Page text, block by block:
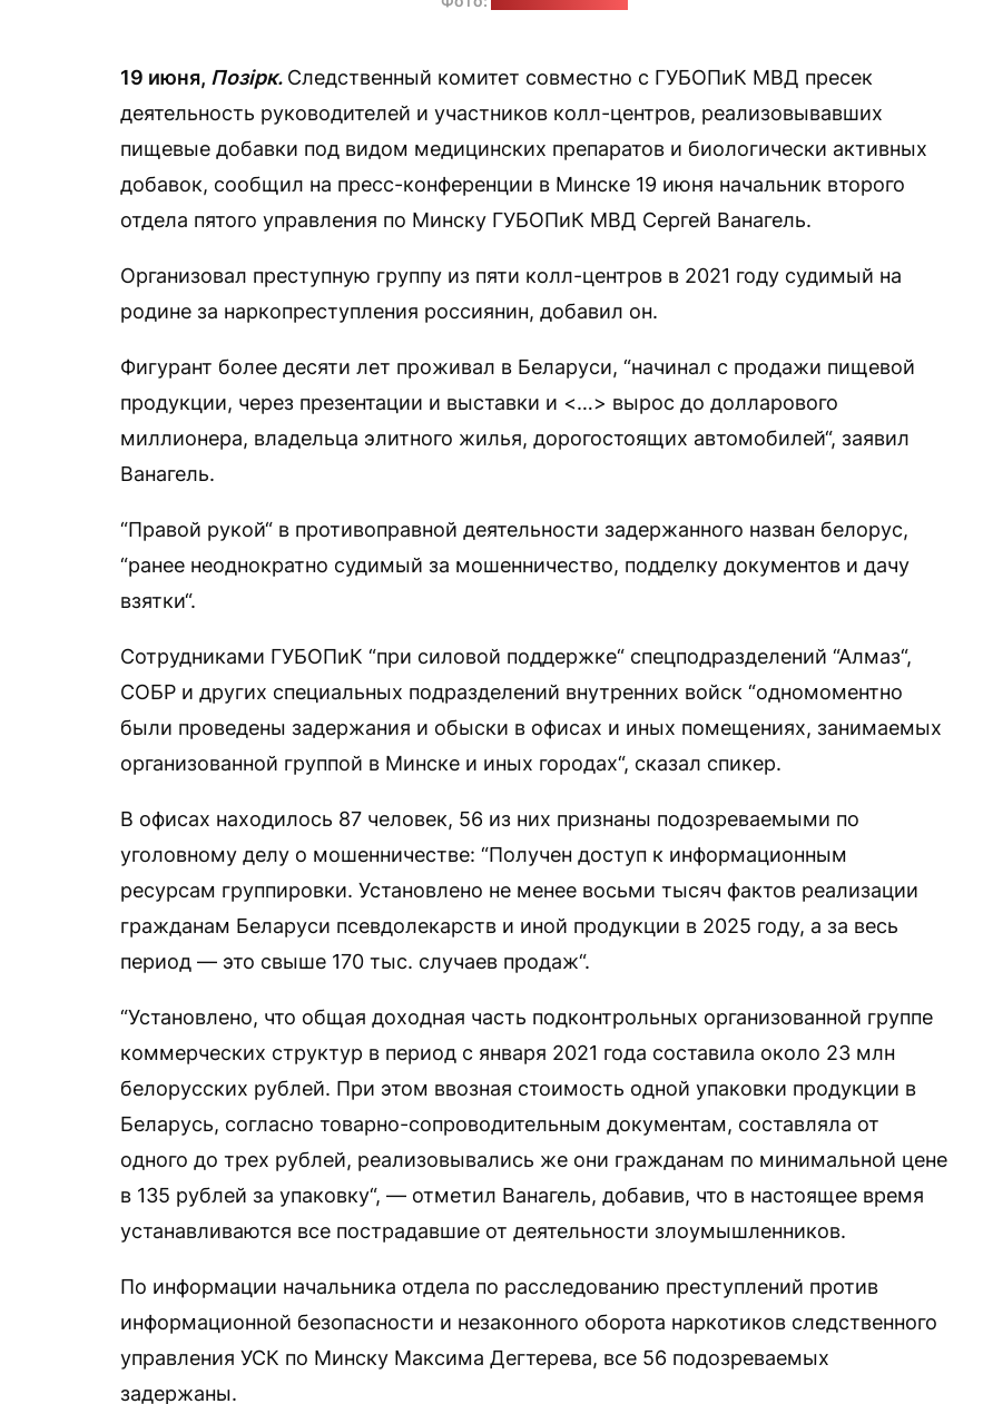
19 июня, Позірк. Следственный комитет совместно с ГУБОПиК МВД пресек
деятельность руководителей и участников колл-центров, реализовывавших
пищевые добавки под видом медицинских препаратов и биологически активных
добавок, сообщил на пресс-конференции в Минске 19 июня начальник второго
отдела пятого управления по Минску ГУБОПиК МВД Сергей Ванагель.
Организовал преступную группу из пяти колл-центров в 2021 году судимый на
родине за наркопреступления россиянин, добавил он.
Фигурант более десяти лет проживал в Беларуси, “начинал с продажи пищевой
продукции, через презентации и выставки и <…> вырос до долларового
миллионера, владельца элитного жилья, дорогостоящих автомобилей“, заявил
Ванагель.
“Правой рукой“ в противоправной деятельности задержанного назван белорус,
“ранее неоднократно судимый за мошенничество, подделку документов и дачу
взятки“.
Сотрудниками ГУБОПиК “при силовой поддержке“ спецподразделений “Алмаз“,
СОБР и других специальных подразделений внутренних войск “одномоментно
были проведены задержания и обыски в офисах и иных помещениях, занимаемых
организованной группой в Минске и иных городах“, сказал спикер.
В офисах находилось 87 человек, 56 из них признаны подозреваемыми по
уголовному делу о мошенничестве: “Получен доступ к информационным
ресурсам группировки. Установлено не менее восьми тысяч фактов реализации
гражданам Беларуси псевдолекарств и иной продукции в 2025 году, а за весь
период — это свыше 170 тыс. случаев продаж“.
“Установлено, что общая доходная часть подконтрольных организованной группе
коммерческих структур в период с января 2021 года составила около 23 млн
белорусских рублей. При этом ввозная стоимость одной упаковки продукции в
Беларусь, согласно товарно-сопроводительным документам, составляла от
одного до трех рублей, реализовывались же они гражданам по минимальной цене
в 135 рублей за упаковку“, — отметил Ванагель, добавив, что в настоящее время
устанавливаются все пострадавшие от деятельности злоумышленников.
По информации начальника отдела по расследованию преступлений против
информационной безопасности и незаконного оборота наркотиков следственного
управления УСК по Минску Максима Дегтерева, все 56 подозреваемых
задержаны.